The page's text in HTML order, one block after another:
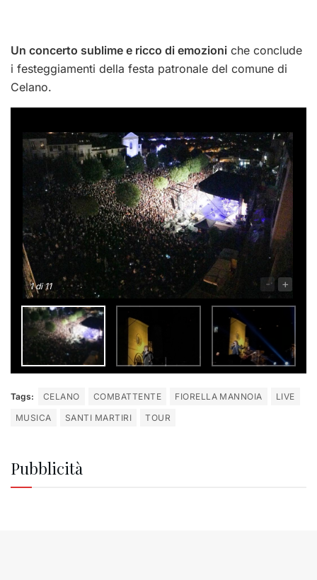
Un concerto sublime e ricco di emozioni che conclude
i festeggiamenti della festa patronale del comune di
Celano.
1di 11 - +
Tags: CELANO COMBATTENTE FIORELLA MANNOIA
LIVE
MUSICA
SANTI MARTIRI TOUR
Pubblicità